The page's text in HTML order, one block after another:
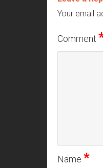
Your email
Comment
Name *